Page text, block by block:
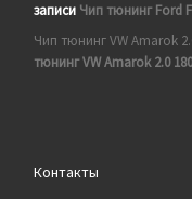
записи Чип тюнинг Ford
Чип тюнинг VW Amarok
тюнинг VW Amarok 2.0
Контакты